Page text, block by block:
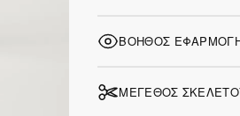
ΒΟΗΘΌΣ
ΜΈΓΕΘΟΣ